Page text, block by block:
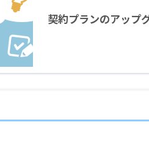
契約プランのアップ